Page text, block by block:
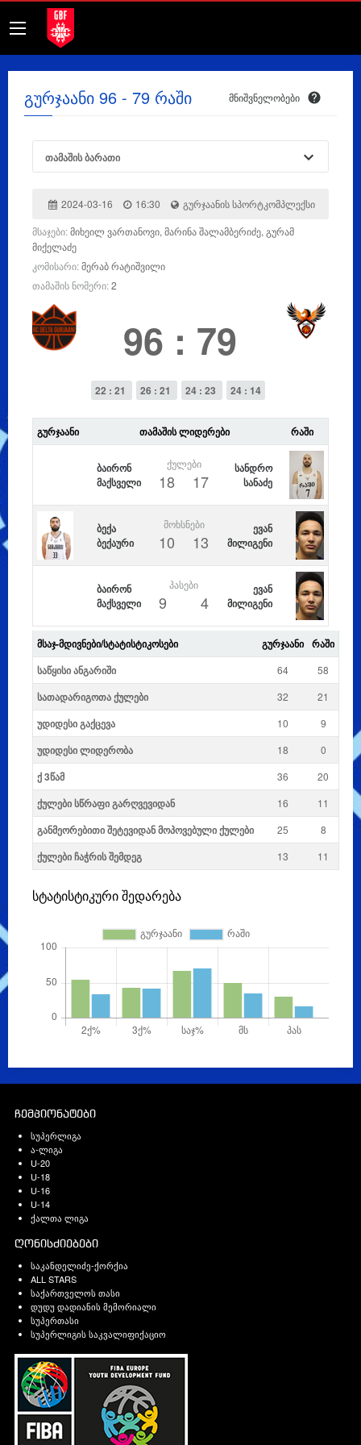
გურჯაანი 96 - 79 რაში მნიშვნელობები
თამაშის ბარათი
2024-03-16 16:30
გურჯაანის სპორტკომპლექსი
მსაჯები:მიხეილ ვართანოვი, მარინა შალამბერიძე, გურამ
მიქელაძე
კომისარი:მერაბ რატიშვილი
თამაშის ნომერი:2
96 : 79
22 : 21 26 : 21 24 : 23 24 : 14
ᲒᲣᲠᲯᲐᲐᲜᲘ ᲗᲐᲛᲐᲨᲘᲡ ᲚᲘᲓᲔᲠᲔᲑᲘ ᲠᲐᲨᲘ
ბაირონ
მაქსველი
ᲥᲣᲚᲔᲑᲘ
18 17
სანდრო
სანაძე
ბექა
ბექაური
ᲛᲝᲮᲡᲜᲔᲑᲘ
10 13
ევან
მილიგენი
ბაირონ
მაქსველი
ᲞᲐᲡᲔᲑᲘ
9 4
ევან
მილიგენი
ᲛᲡᲐᲯ-ᲛᲓᲘᲕᲜᲔᲑᲘ/ᲡᲢᲐᲢᲘᲡᲢᲘᲙᲝᲡᲔᲑᲘ ᲒᲣᲠᲯᲐᲐᲜᲘ ᲠᲐᲨᲘ
საწყისი ანგარიში
64 58
სათადარიგოთა ქულები 32 21
უდიდესი გაქცევა 10 9
უდიდესი ლიდერობა 18 0
ქ 3წამ 36 20
ქულები სწრაფი გარღვევიდან 16 11
განმეორებითი შეტევიდან მოპოვებული ქულები 25 8
ქულები ჩაჭრის შემდეგ 13 11
სტატისტიკური შედარება
ჩემპიონატები
სუპერლიგა
ა-ლიგა
U-20
U-18
U-16
U-14
ქალთა ლიგა
ღონისძიებები
საკანდელიძე-ქორქია
ALL STARS
საქართველოს თასი
დუდუ დადიანის მემორიალი
სუპერთასი
სუპერლიგის საკვალიფიქაციო